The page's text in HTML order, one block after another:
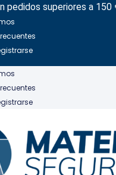
pedidos superiores a 150